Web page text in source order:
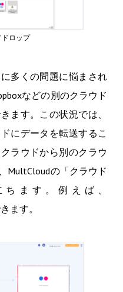
ドロップ
多くの問題に悩まされ
などの別のクラウド
ます。この状況では、
にデータを転送するこ
ラウドから別のクラウ
MultCloudの「クラウド
ます。例えば、
ます。